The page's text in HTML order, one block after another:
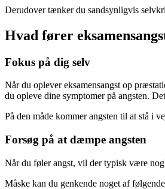
Derudover tænker du sandsynligvis
Hvad fører
Fokus på dig selv
Når du oplever eksamensangst op
du opleve dine symptomer på angsten.
På den måde kommer angsten til at stå i
Forsøg på at dæmpe angsten
Når du føler angst, vil der typisk være
Måske kan du genkende noget af